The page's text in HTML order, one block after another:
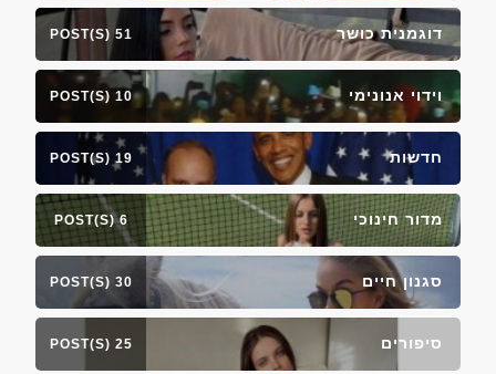
דוגמנית כושר 51 POST(S)
וידוי אנונימי 10 POST(S)
חדשות 19 POST(S)
מדור חינוכי 6 POST(S)
סגנון חיים 30 POST(S)
סיפורים 25 POST(S)